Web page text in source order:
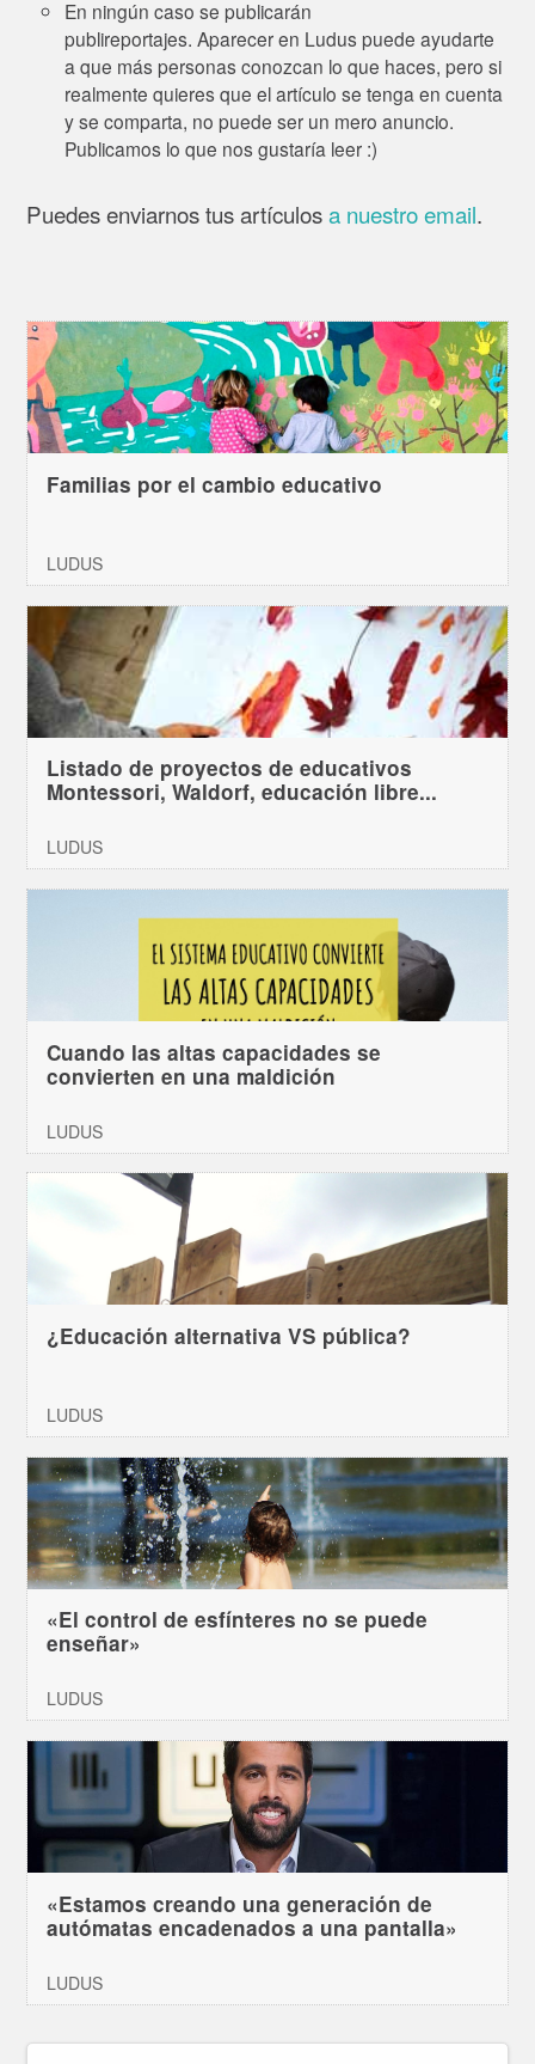
En ningún caso se publicarán
publireportajes. Aparecer en Ludus puede ayudarte
a que más personas conozcan lo que haces, pero si
realmente quieres que el artículo se tenga en cuenta
y se comparta, no puede ser un mero anuncio.
Publicamos lo que nos gustaría leer :)
Puedes enviarnos tus artículosa nuestro email.
Familias por el cambio educativo
LUDUS
Listado de proyectos de educativos
Montessori, Waldorf, educación libre...
LUDUS
Cuando las altas capacidades se
convierten en una maldición
LUDUS
¿Educación alternativa VS pública?
LUDUS
«El control de esfínteres no se puede
enseñar»
LUDUS
«Estamos creando una generación de
autómatas encadenados a una pantalla»
LUDUS